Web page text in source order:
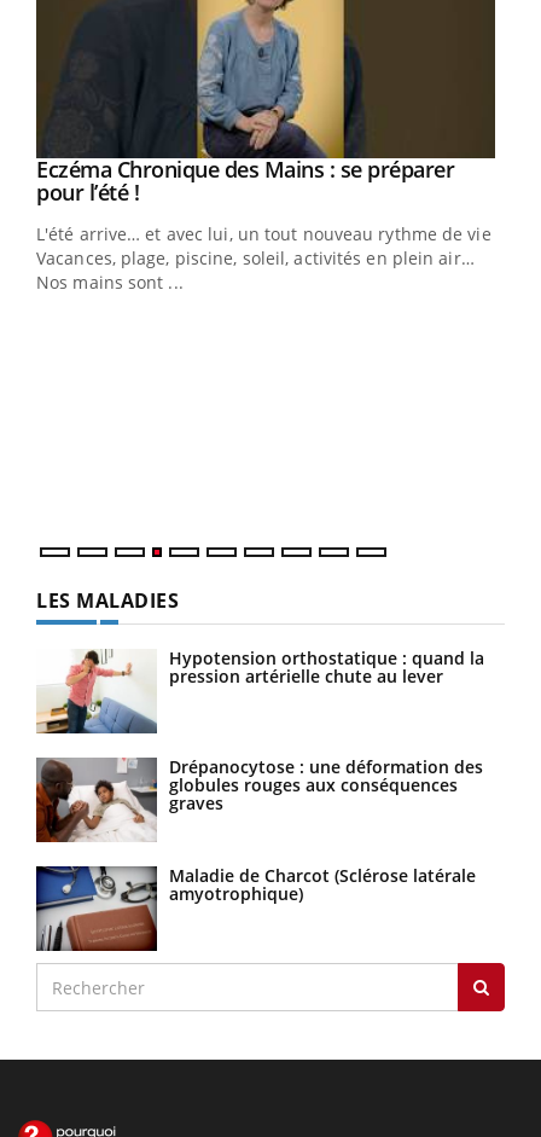
Youtube
Eczéma Chronique des Mains : se préparer
pour l’été !Youtube
L'été arrive… et avec lui, un tout nouveau rythme de vie !
Vacances, plage, piscine, soleil, activités en plein air…
Nos mains sont ...
LES MALADIES
Hypotension orthostatique : quand la
pression artérielle chute au lever
Drépanocytose : une déformation des
globules rouges aux conséquences
graves
Maladie de Charcot (Sclérose latérale
amyotrophique)